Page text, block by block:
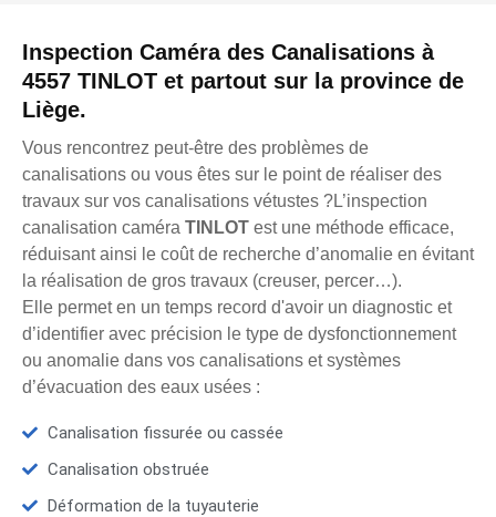
Inspection Caméra des Canalisations à
4557 TINLOT et partout sur la province de
Liège.
Vous rencontrez peut-être des problèmes de
canalisations ou vous êtes sur le point de réaliser des
travaux sur vos canalisations vétustes ?L’inspection
canalisation caméra TINLOT est une méthode efficace,
réduisant ainsi le coût de recherche d’anomalie en évitant
la réalisation de gros travaux (creuser, percer…).
Elle permet en un temps record d'avoir un diagnostic et
d’identifier avec précision le type de dysfonctionnement
ou anomalie dans vos canalisations et systèmes
d’évacuation des eaux usées :
Canalisation fissurée ou cassée
Canalisation obstruée
Déformation de la tuyauterie